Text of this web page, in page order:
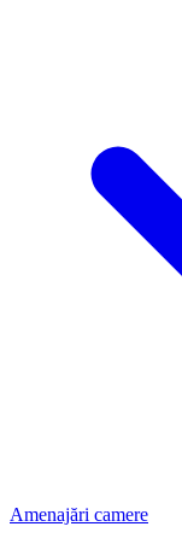
Amenajări camere